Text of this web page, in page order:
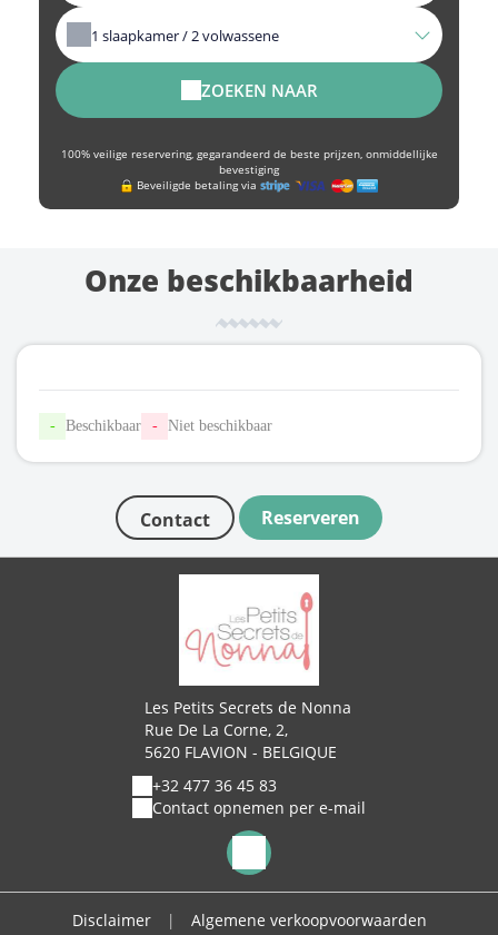
1 slaapkamer /2volwassene
ZOEKEN NAAR
100% veilige reservering, gegarandeerd de beste prijzen, onmiddellijke
bevestiging
Beveiligde betaling via
Onze beschikbaarheid
- Beschikbaar - Niet beschikbaar
Contact Reserveren
Les Petits Secrets de Nonna
Rue De La Corne, 2,
5620 FLAVION - BELGIQUE
+32 477 36 45 83
Contact opnemen per e-mail
Disclaimer | Algemene verkoopvoorwaarden